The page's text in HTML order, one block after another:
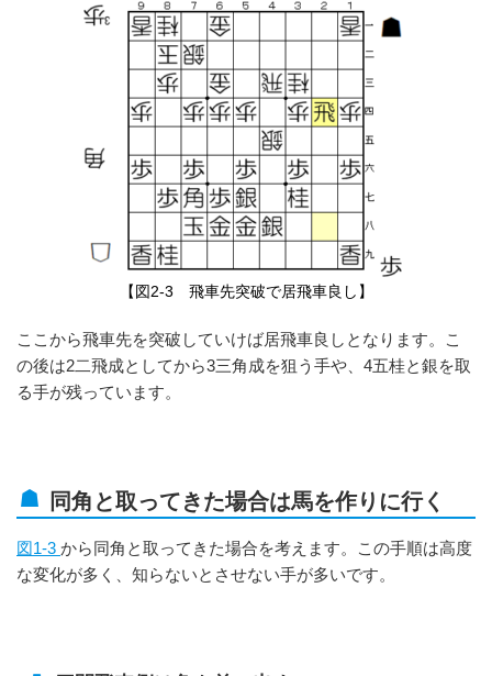
【図2-3 飛車先突破で居飛車良し】
ここから飛車先を突破していけば居飛車良しとなります。こ
の後は2二飛成としてから3三角成を狙う手や、4五桂と銀を取
る手が残っています。
同角と取ってきた場合は馬を作りに行く
図1-3 から同角と取ってきた場合を考えます。この手順は高度
な変化が多く、知らないとさせない手が多いです。